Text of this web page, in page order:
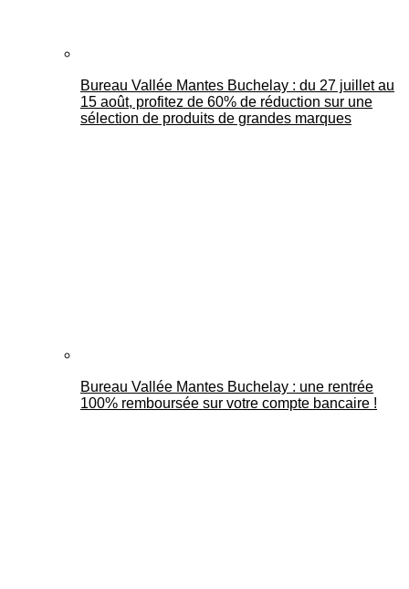
Bureau Vallée Mantes Buchelay : du 27 juillet au
15 août, profitez de 60% de réduction sur une
sélection de produits de grandes marques
Bureau Vallée Mantes Buchelay : une rentrée
100% remboursée sur votre compte bancaire !